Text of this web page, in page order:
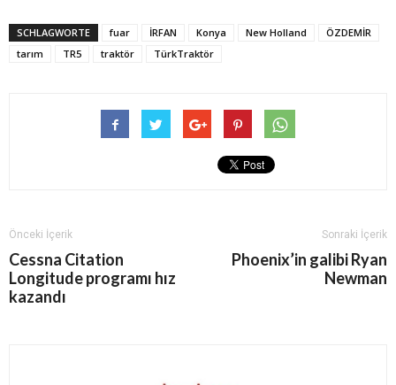
SCHLAGWORTE fuar İRFAN Konya New Holland
ÖZDEMİR
tarım
TR5 traktör TürkTraktör
Önceki İçerik
Cessna Citation
Longitude programı hız
kazandı
Sonraki İçerik
Phoenix’in galibi Ryan
Newman